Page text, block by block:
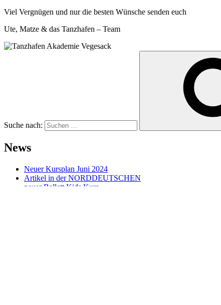
Viel Vergnügen und nur die besten Wünsche senden euch
Ute, Matze & das Tanzhafen – Team
Suche nach:
News
Neuer Kursplan Juni 2024
Artikel in der NORDDEUTSCHEN
neuer Ballett Kids Kurs